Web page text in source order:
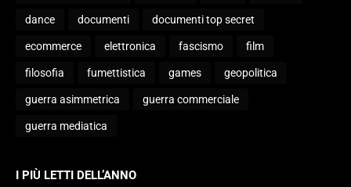
dance documenti documenti top secret
ecommerce elettronica fascismo film
filosofia fumettistica games geopolitica
guerra asimmetrica guerra commerciale
guerra mediatica
I PIÙ LETTI DELL’ANNO